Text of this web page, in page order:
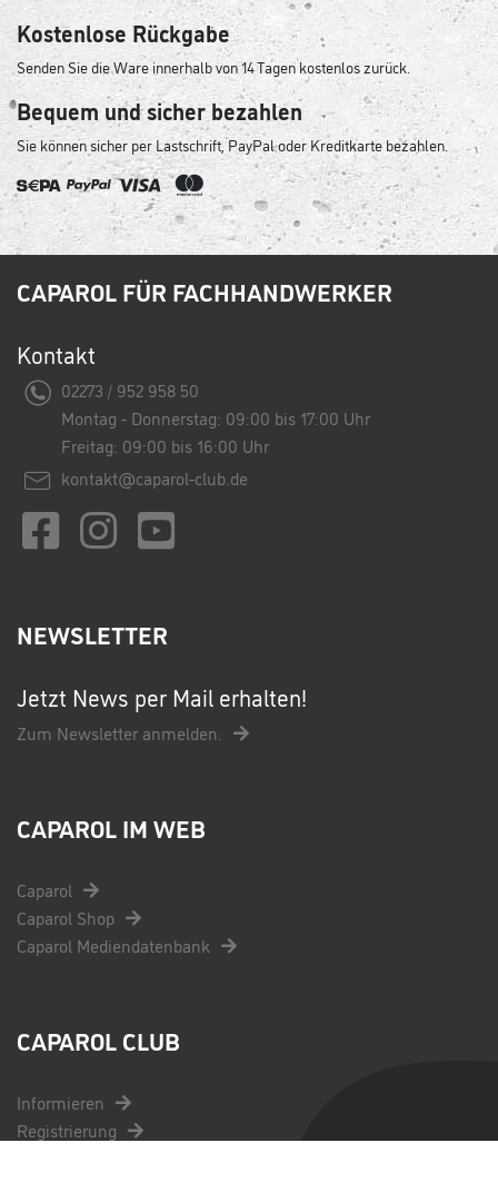
Kostenlose Rückgabe
Senden Sie die Ware innerhalb von 14 Tagen kostenlos zurück.
Bequem und sicher bezahlen
Sie können sicher per Lastschrift, PayPal oder Kreditkarte bezahlen.
CAPAROL FÜR FACHHANDWERKER
Kontakt
02273 / 952 958 50
Montag - Donnerstag: 09:00 bis 17:00 Uhr
Freitag: 09:00 bis 16:00 Uhr
kontakt@caparol-club.de
NEWSLETTER
Jetzt News per Mail erhalten!
Zum Newsletter anmelden.
CAPAROL IM WEB
Caparol
Caparol Shop
Caparol Mediendatenbank
CAPAROL CLUB
Informieren
Registrierung